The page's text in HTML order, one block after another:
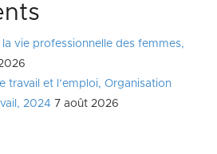
la vie professionnelle des femmes,
travail et l’emploi, Organisation
2024 7 août 2026